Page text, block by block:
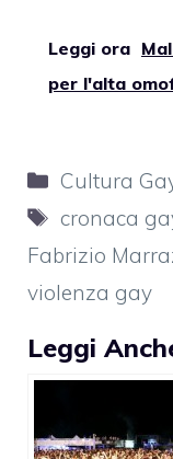
Leggi ora
per l'alta
Categorie
Cultura
Tag
cronaca
Fabrizio
violenza gay
Leggi